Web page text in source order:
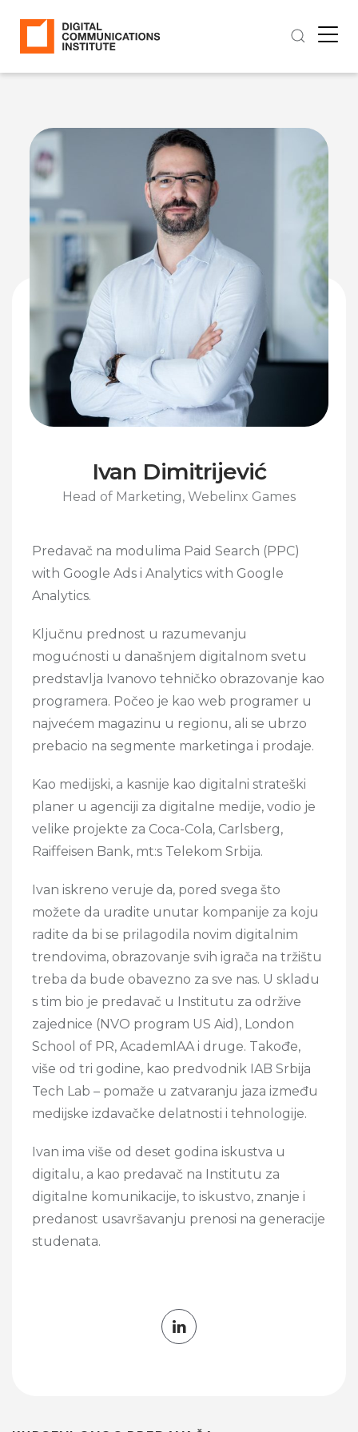
Ivan Dimitrijević
Head of Marketing, Webelinx Games
Predavač na modulima Paid Search (PPC)
with Google Ads i Analytics with Google
Analytics.
Ključnu prednost u razumevanju
mogućnosti u današnjem digitalnom svetu
predstavlja Ivanovo tehničko obrazovanje kao
programera. Počeo je kao web programer u
najvećem magazinu u regionu, ali se ubrzo
prebacio na segmente marketinga i prodaje.
Kao medijski, a kasnije kao digitalni strateški
planer u agenciji za digitalne medije, vodio je
velike projekte za Coca-Cola, Carlsberg,
Raiffeisen Bank, mt:s Telekom Srbija.
Ivan iskreno veruje da, pored svega što
možete da uradite unutar kompanije za koju
radite da bi se prilagodila novim digitalnim
trendovima, obrazovanje svih igrača na tržištu
treba da bude obavezno za sve nas. U skladu
s tim bio je predavač u Institutu za održive
zajednice (NVO program US Aid), London
School of PR, AcademIAA i druge. Takođe,
više od tri godine, kao predvodnik IAB Srbija
Tech Lab – pomaže u zatvaranju jaza između
medijske izdavačke delatnosti i tehnologije.
Ivan ima više od deset godina iskustva u
digitalu, a kao predavač na Institutu za
digitalne komunikacije, to iskustvo, znanje i
predanost usavršavanju prenosi na generacije
studenata.